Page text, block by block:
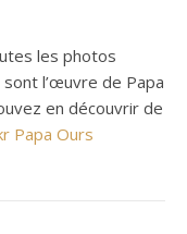
les photos
l’œuvre de Papa
en découvrir de
Papa Ours